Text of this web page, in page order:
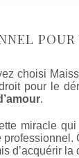
choisi
pour le
.
miracle
d’acquérir